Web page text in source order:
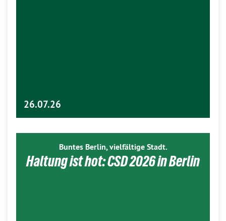
26.07.26
Buntes Berlin, vielfältige Stadt.
Haltung ist hot: CSD 2026 in Berlin